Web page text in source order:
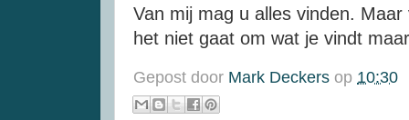
Van mij mag u alles vinden.
het niet gaat om wat je vindt
Gepost door Mark Deckers op 10:30